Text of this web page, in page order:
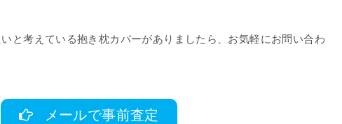
と考えている抱き枕カバーがありましたら、お気軽にお問い合わ
メールで事前査定